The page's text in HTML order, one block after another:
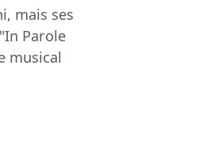
mais ses
Parole
musical